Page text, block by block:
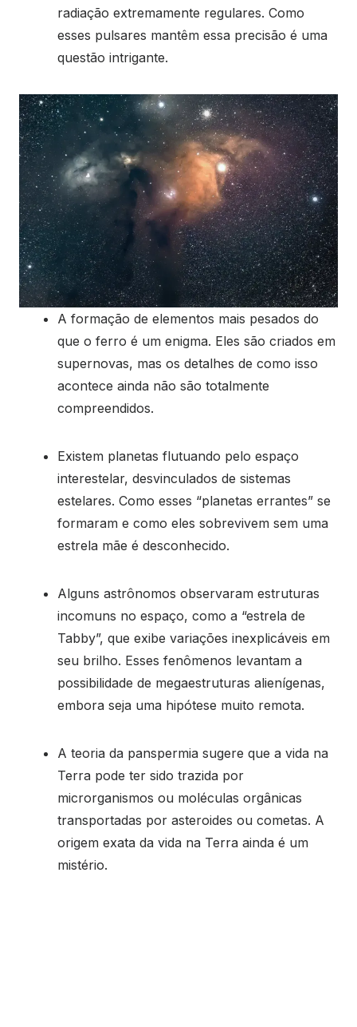
radiação extremamente regulares. Como
esses pulsares mantêm essa precisão é uma
questão intrigante.
A formação de elementos mais pesados do
que o ferro é um enigma. Eles são criados em
supernovas, mas os detalhes de como isso
acontece ainda não são totalmente
compreendidos.
Existem planetas flutuando pelo espaço
interestelar, desvinculados de sistemas
estelares. Como esses “planetas errantes” se
formaram e como eles sobrevivem sem uma
estrela mãe é desconhecido.
Alguns astrônomos observaram estruturas
incomuns no espaço, como a “estrela de
Tabby”, que exibe variações inexplicáveis em
seu brilho. Esses fenômenos levantam a
possibilidade de megaestruturas alienígenas,
embora seja uma hipótese muito remota.
A teoria da panspermia sugere que a vida na
Terra pode ter sido trazida por
microrganismos ou moléculas orgânicas
transportadas por asteroides ou cometas. A
origem exata da vida na Terra ainda é um
mistério.